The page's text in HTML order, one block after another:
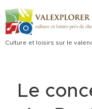
Culture et loisirs sur le
Le